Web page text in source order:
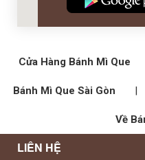
Cửa Hàng Bánh Mì Que
Bánh Mì Que Sài Gòn |
Về
LIÊN HỆ